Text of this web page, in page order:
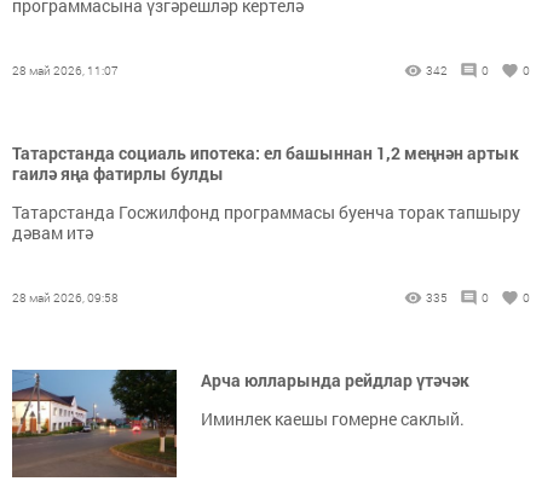
программасына үзгәрешләр кертелә
28 май 2026, 11:07 342 0 0
Татарстанда социаль ипотека: ел башыннан 1,2 меңнән артык
гаилә яңа фатирлы булды
Татарстанда Госжилфонд программасы буенча торак тапшыру
дәвам итә
28 май 2026, 09:58 335 0 0
Арча юлларында рейдлар үтәчәк
Иминлек каешы гомерне саклый.